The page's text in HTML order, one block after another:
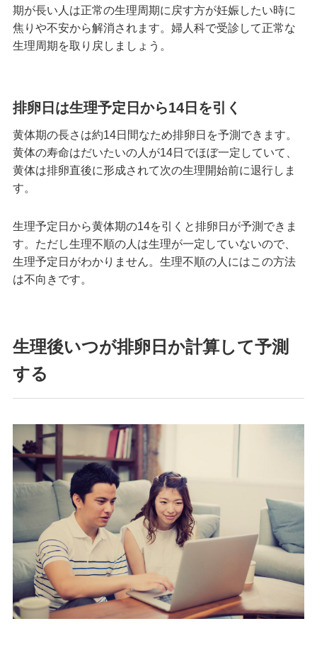
期が長い人は正常の生理周期に戻す方が妊娠したい時に
焦りや不安から解消されます。婦人科で受診して正常な
生理周期を取り戻しましょう。
排卵日は生理予定日から14日を引く
黄体期の長さは約14日間なため排卵日を予測できます。
黄体の寿命はだいたいの人が14日でほぼ一定していて、
黄体は排卵直後に形成されて次の生理開始前に退行しま
す。
生理予定日から黄体期の14を引くと排卵日が予測できま
す。ただし生理不順の人は生理が一定していないので、
生理予定日がわかりません。生理不順の人にはこの方法
は不向きです。
生理後いつが排卵日か計算して予測
する